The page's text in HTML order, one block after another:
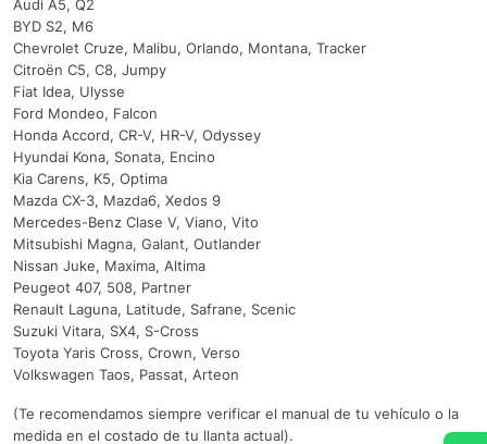
Audi A5, Q2
BYD S2, M6
Chevrolet Cruze, Malibu, Orlando, Montana, Tracker
Citroën C5, C8, Jumpy
Fiat Idea, Ulysse
Ford Mondeo, Falcon
Honda Accord, CR-V, HR-V, Odyssey
Hyundai Kona, Sonata, Encino
Kia Carens, K5, Optima
Mazda CX-3, Mazda6, Xedos 9
Mercedes-Benz Clase V, Viano, Vito
Mitsubishi Magna, Galant, Outlander
Nissan Juke, Maxima, Altima
Peugeot 407, 508, Partner
Renault Laguna, Latitude, Safrane, Scenic
Suzuki Vitara, SX4, S-Cross
Toyota Yaris Cross, Crown, Verso
Volkswagen Taos, Passat, Arteon
(Te recomendamos siempre verificar el manual de tu vehículo o la
medida en el costado de tu llanta actual).